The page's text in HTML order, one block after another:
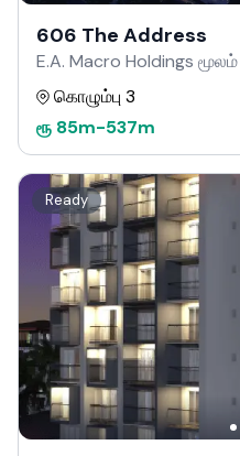
606 The Address
E.A. Macro Holdings மூலம்
கொழும்பு 3
ரூ 85m-537m
Ready